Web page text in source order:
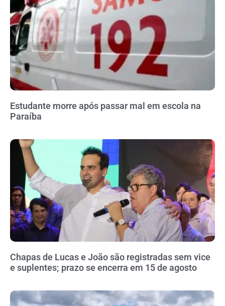
Estudante morre após passar mal em escola na
Paraíba
Chapas de Lucas e João são registradas sem vice
e suplentes; prazo se encerra em 15 de agosto